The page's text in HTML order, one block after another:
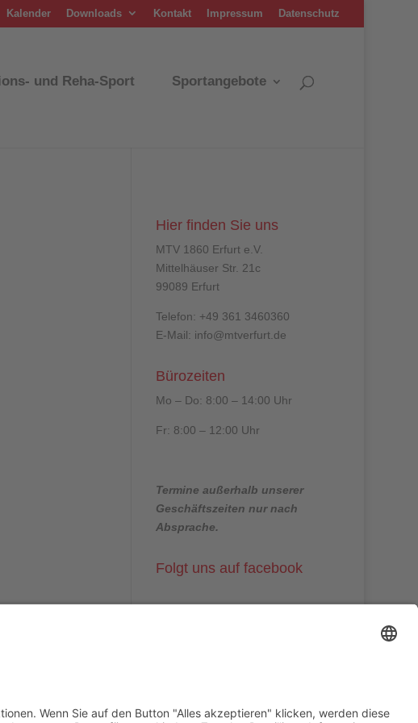
Kalender Downloads Kontakt Impressum Datenschutz
und Reha-Sport Sportangebote
Hier finden Sie uns
MTV 1860 Erfurt e.V.
Mittelhäuser Str. 21c
99089 Erfurt
Telefon: +49 361 3460360
E-Mail: info@mtverfurt.de
Bürozeiten
Mo – Do: 8:00 – 14:00 Uhr
Fr: 8:00 – 12:00 Uhr
Termine außerhalb unserer
Geschäftszeiten nur nach
Absprache.
Folgt uns auf facebook